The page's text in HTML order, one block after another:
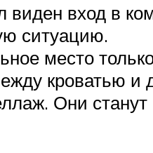
вход в
ситуацию.
место
кроватью
Они